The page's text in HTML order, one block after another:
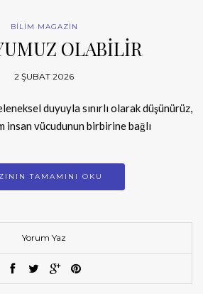
BİLİM MAGAZİN
OLABİLİR
2 ŞUBAT 2026
duyuyla sınırlı olarak düşünürüz,
insan vücudunun birbirine bağlı
TAMAMINI OKU
Yorum Yaz